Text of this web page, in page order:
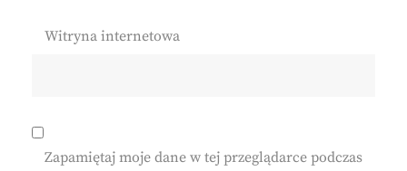
Witryna internetowa
Zapamiętaj moje dane w tej przeglądarce podczas